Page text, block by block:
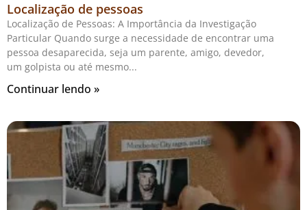
Localização de pessoas
Localização de Pessoas: A Importância da Investigação
Particular Quando surge a necessidade de encontrar uma
pessoa desaparecida, seja um parente, amigo, devedor,
um golpista ou até mesmo
Continuar lendo »